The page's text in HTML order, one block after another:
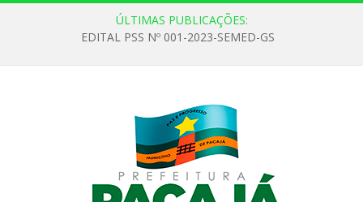
ÚLTIMAS PUBLICAÇÕES:
EDITAL PSS Nº 001-2023-SEMED-GS